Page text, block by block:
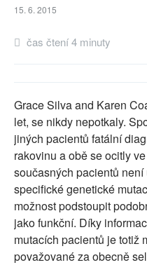
TÉMATA
NEJČTENĚJŠÍ ZA 7 DNÍ
PŘÍSPĚVKY NA PROVOZ
SOCIÁLNÍ SÍTĚ
RUBRIKY
PLNÁ VERZE STRÁNEK
15. 6. 2015
čas čtení 4 minuty
Grace Silva and Karen
let, se nikdy nepotkaly.
jiných pacientů fatální
rakovinu a obě se ocitly
současných pacientů
specifické genetické
možnost podstoupit
jako funkční. Díky
mutacích pacientů je totiž
považované za obecně